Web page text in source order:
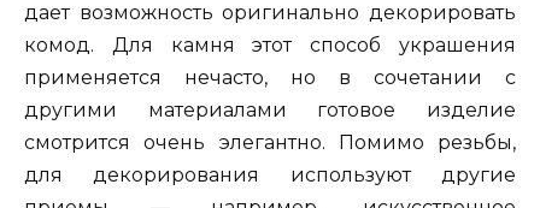
дает возможность оригинально декорировать
комод. Для камня этот способ украшения
применяется нечасто, но в сочетании с
другими материалами готовое изделие
смотрится очень элегантно. Помимо резьбы,
для декорирования используют другие